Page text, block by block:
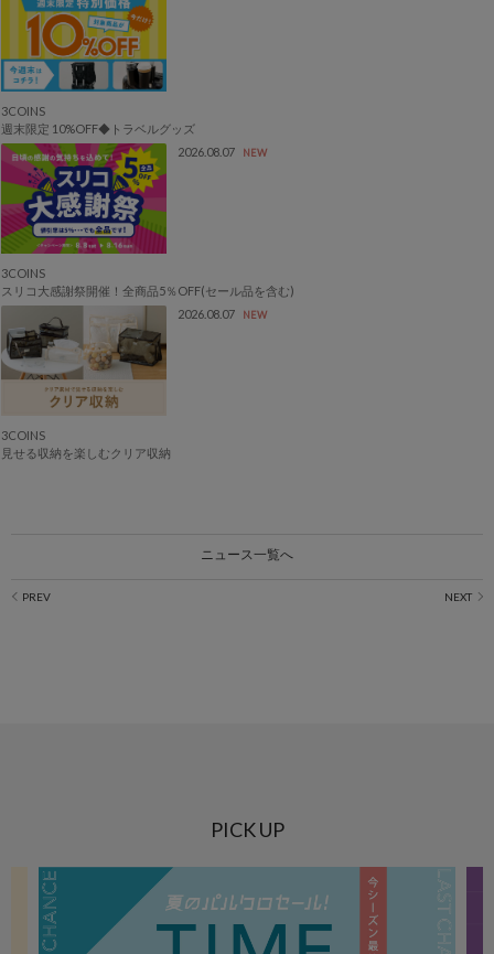
3COINS
週末限定 10%OFF◆トラベルグッズ
2026.08.07
NEW
3COINS
スリコ大感謝祭開催！全商品5％OFF(セール品を含む)
2026.08.07
NEW
3COINS
見せる収納を楽しむクリア収納
ニュース一覧へ
PICK UP